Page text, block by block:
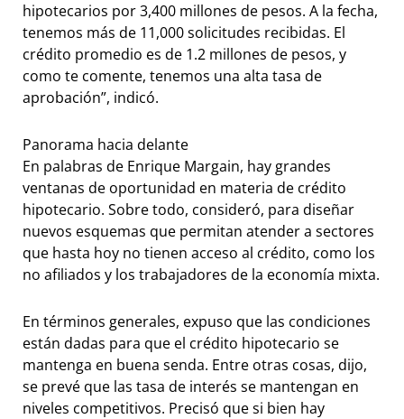
hipotecarios por 3,400 millones de pesos. A la fecha,
tenemos más de 11,000 solicitudes recibidas. El
crédito promedio es de 1.2 millones de pesos, y
como te comente, tenemos una alta tasa de
aprobación”, indicó.
Panorama hacia delante
En palabras de Enrique Margain, hay grandes
ventanas de oportunidad en materia de crédito
hipotecario. Sobre todo, consideró, para diseñar
nuevos esquemas que permitan atender a sectores
que hasta hoy no tienen acceso al crédito, como los
no afiliados y los trabajadores de la economía mixta.
En términos generales, expuso que las condiciones
están dadas para que el crédito hipotecario se
mantenga en buena senda. Entre otras cosas, dijo,
se prevé que las tasa de interés se mantengan en
niveles competitivos. Precisó que si bien hay